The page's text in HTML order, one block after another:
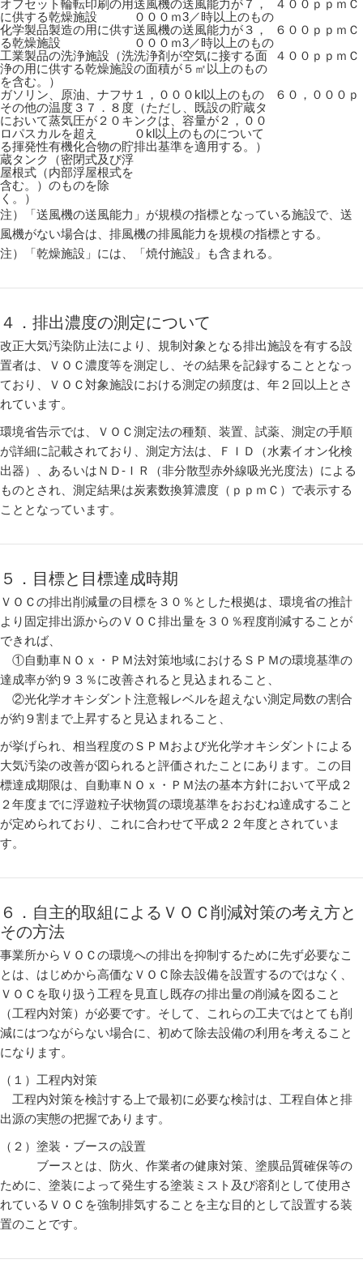
オフセット輪転印刷の用
に供する乾燥施設
送風機の送風能力が７，
０００ｍ3／時以上のもの
４００ｐｐｍＣ
化学製品製造の用に供す
る乾燥施設
送風機の送風能力が３，
０００ｍ3／時以上のもの
６００ｐｐｍＣ
工業製品の洗浄施設（洗
浄の用に供する乾燥施設
を含む。）
洗浄剤が空気に接する面
の面積が５㎡以上のもの
４００ｐｐｍＣ
ガソリン、原油、ナフサ
その他の温度３７．８度
において蒸気圧が２０キ
ロパスカルを超え
る揮発性有機化合物の貯
蔵タンク（密閉式及び浮
屋根式（内部浮屋根式を
含む。）のものを除
く。）
１，０００kl以上のもの
（ただし、既設の貯蔵タ
ンクは、容量が２，００
０kl以上のものについて
排出基準を適用する。）
６０，０００
注）「送風機の送風能力」が規模の指標となっている施設で、送
風機がない場合は、排風機の排風能力を規模の指標とする。
注）「乾燥施設」には、「焼付施設」も含まれる。
４．排出濃度の測定について
改正大気汚染防止法により、規制対象となる排出施設を有する設
置者は、ＶＯＣ濃度等を測定し、その結果を記録することとなっ
ており、ＶＯＣ対象施設における測定の頻度は、年２回以上とさ
れています。
環境省告示では、ＶＯＣ測定法の種類、装置、試薬、測定の手順
が詳細に記載されており、測定方法は、ＦＩＤ（水素イオン化検
出器）、あるいはＮＤ-ＩＲ（非分散型赤外線吸光光度法）による
ものとされ、測定結果は炭素数換算濃度（ｐｐｍＣ）で表示する
こととなっています。
５．目標と目標達成時期
ＶＯＣの排出削減量の目標を３０％とした根拠は、環境省の推計
より固定排出源からのＶＯＣ排出量を３０％程度削減することが
できれば、
①自動車ＮＯｘ・ＰＭ法対策地域におけるＳＰＭの環境基準の
達成率が約９３％に改善されると見込まれること、
②光化学オキシダント注意報レベルを超えない測定局数の割合
が約９割まで上昇すると見込まれること、
が挙げられ、相当程度のＳＰＭおよび光化学オキシダントによる
大気汚染の改善が図られると評価されたことにあります。この目
標達成期限は、自動車ＮＯｘ・ＰＭ法の基本方針において平成２
２年度までに浮遊粒子状物質の環境基準をおおむね達成すること
が定められており、これに合わせて平成２２年度とされていま
す。
６．自主的取組によるＶＯＣ削減対策の考え方と
その方法
事業所からＶＯＣの環境への排出を抑制するために先ず必要なこ
とは、はじめから高価なＶＯＣ除去設備を設置するのではなく、
ＶＯＣを取り扱う工程を見直し既存の排出量の削減を図ること
（工程内対策）が必要です。そして、これらの工夫ではとても削
減にはつながらない場合に、初めて除去設備の利用を考えること
になります。
（１）工程内対策
工程内対策を検討する上で最初に必要な検討は、工程自体と排
出源の実態の把握であります。
（２）塗装・ブースの設置
ブースとは、防火、作業者の健康対策、塗膜品質確保等の
ために、塗装によって発生する塗装ミスト及び溶剤として使用さ
れているＶＯＣを強制排気することを主な目的として設置する装
置のことです。